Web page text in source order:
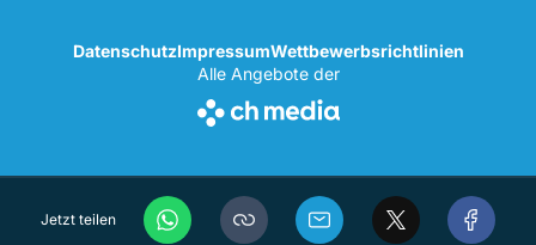
Jetzt teilen
DatenschutzImpressumWettbewerbsrichtlinien
Alle Angebote der